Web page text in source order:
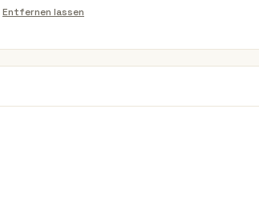
Entfernen lassen